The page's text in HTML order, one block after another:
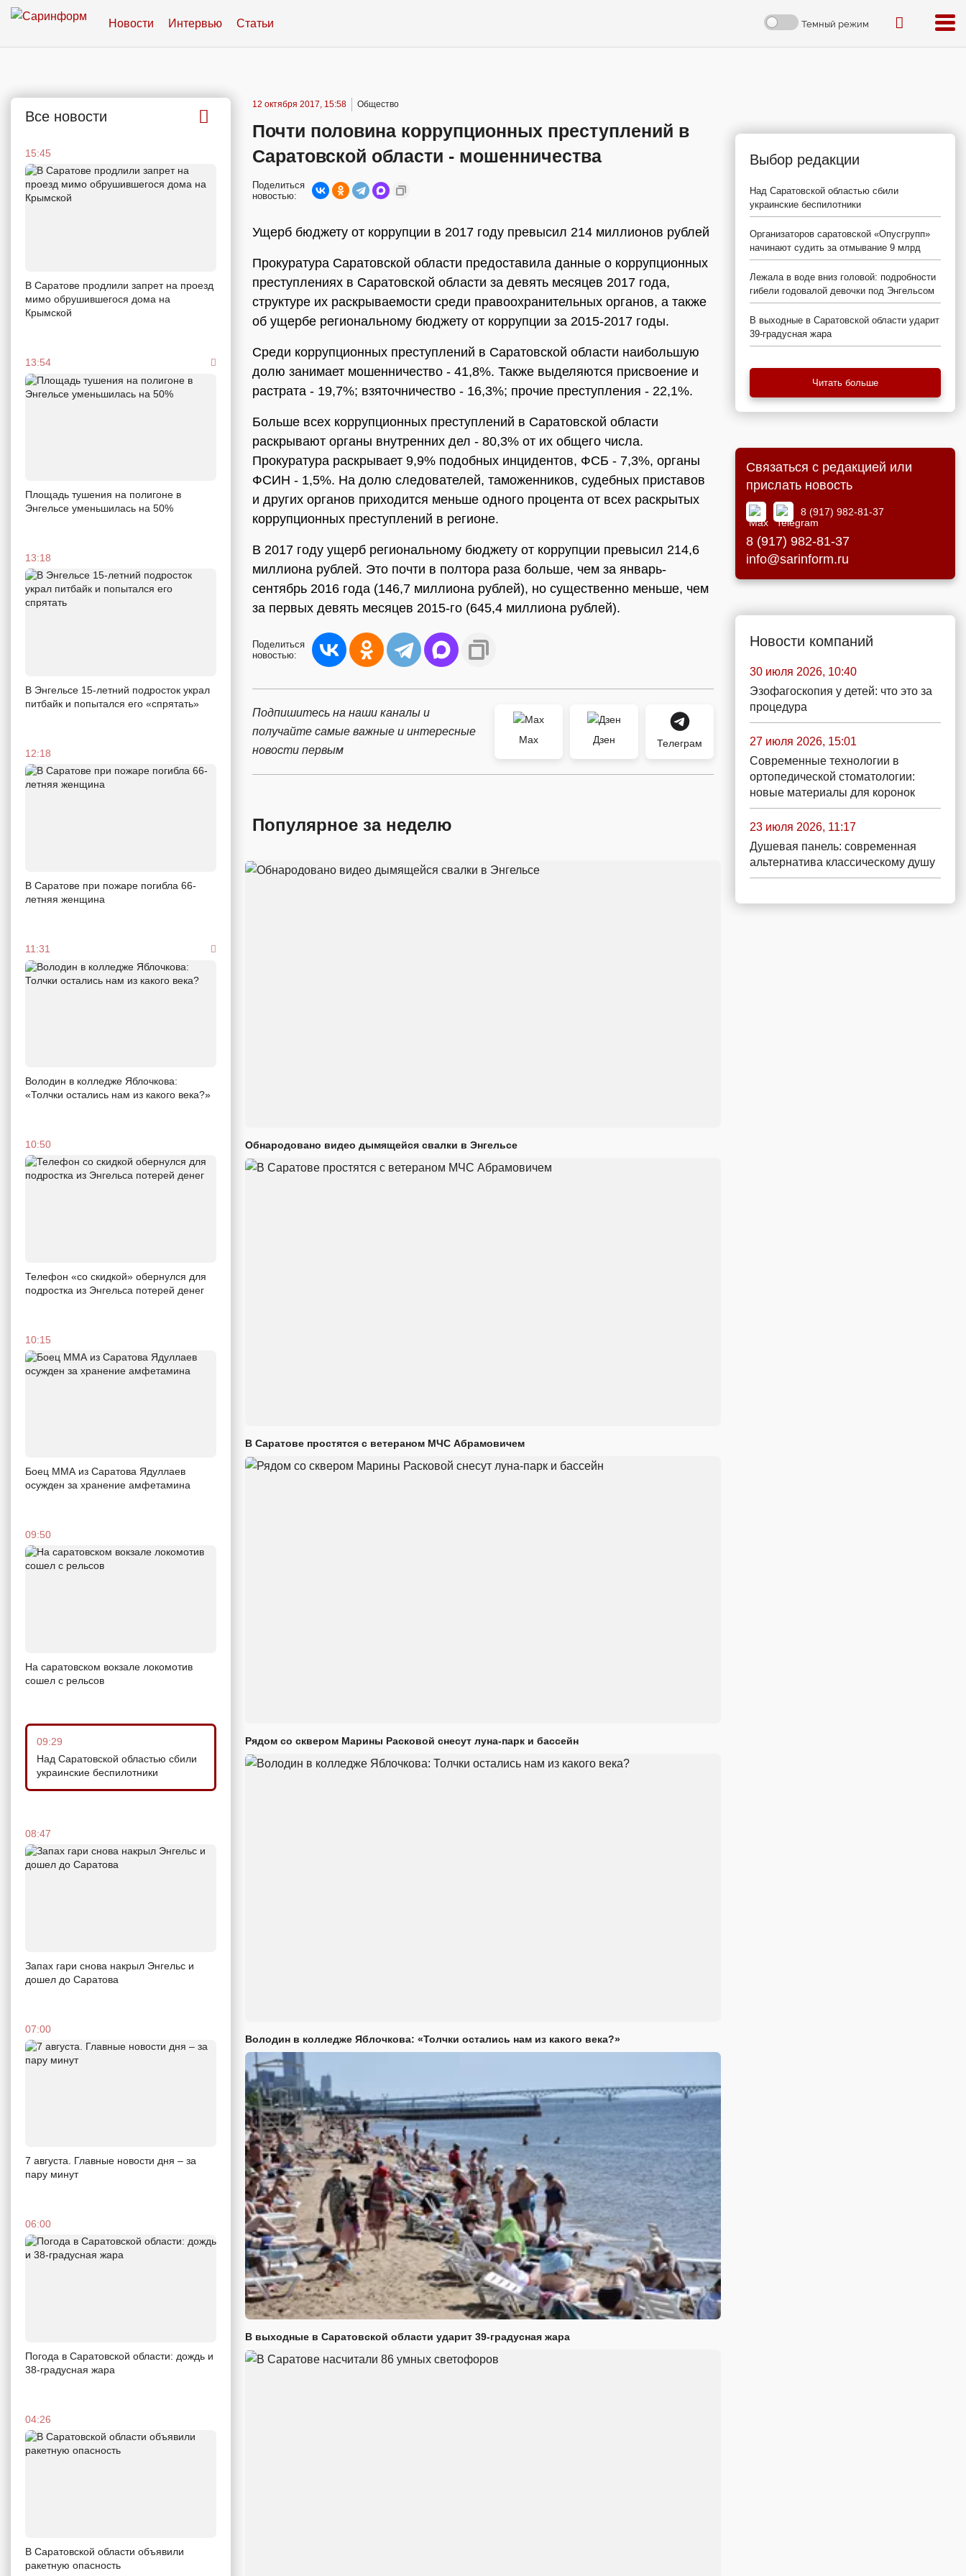
Новости Интервью Статьи Темный режим
Все новости
15:45
В Саратове продлили запрет на проезд
мимо обрушившегося дома на
Крымской
13:54
Площадь тушения на полигоне в
Энгельсе уменьшилась на 50%
13:18
В Энгельсе 15-летний подросток украл
питбайк и попытался его «спрятать»
12:18
В Саратове при пожаре погибла 66-
летняя женщина
11:31
Володин в колледже Яблочкова:
«Толчки остались нам из какого века?»
10:50
Телефон «со скидкой» обернулся для
подростка из Энгельса потерей денег
10:15
Боец ММА из Саратова Ядуллаев
осужден за хранение амфетамина
09:50
На саратовском вокзале локомотив
сошел с рельсов
09:29
Над Саратовской областью сбили
украинские беспилотники
08:47
Запах гари снова накрыл Энгельс и
дошел до Саратова
07:00
7 августа. Главные новости дня – за
пару минут
06:00
Погода в Саратовской области: дождь и
38-градусная жара
04:26
В Саратовской области объявили
ракетную опасность
12 октября 2017, 15:58 Общество
Почти половина коррупционных преступлений в
Саратовской области - мошенничества
Поделиться
новостью:
Ущерб бюджету от коррупции в 2017 году превысил 214 миллионов рублей
Прокуратура Саратовской области предоставила данные о коррупционных
преступлениях в Саратовской области за девять месяцев 2017 года,
структуре их раскрываемости среди правоохранительных органов, а также
об ущербе региональному бюджету от коррупции за 2015-2017 годы.
Среди коррупционных преступлений в Саратовской области наибольшую
долю занимает мошенничество - 41,8%. Также выделяются присвоение и
растрата - 19,7%; взяточничество - 16,3%; прочие преступления - 22,1%.
Больше всех коррупционных преступлений в Саратовской области
раскрывают органы внутренних дел - 80,3% от их общего числа.
Прокуратура раскрывает 9,9% подобных инцидентов, ФСБ - 7,3%, органы
ФСИН - 1,5%. На долю следователей, таможенников, судебных приставов
и других органов приходится меньше одного процента от всех раскрытых
коррупционных преступлений в регионе.
В 2017 году ущерб региональному бюджету от коррупции превысил 214,6
миллиона рублей. Это почти в полтора раза больше, чем за январь-
сентябрь 2016 года (146,7 миллиона рублей), но существенно меньше, чем
за первых девять месяцев 2015-го (645,4 миллиона рублей).
Поделиться
новостью:
Подпишитесь на наши каналы и
получайте самые важные и интересные
новости первым
Max Дзен Телеграм
Популярное за неделю
Обнародовано видео дымящейся свалки в Энгельсе
В Саратове простятся с ветераном МЧС Абрамовичем
Рядом со сквером Марины Расковой снесут луна-парк и бассейн
Володин в колледже Яблочкова: «Толчки остались нам из какого века?»
В выходные в Саратовской области ударит 39-градусная жара
Выбор редакции
Над Саратовской областью сбили
украинские беспилотники
Организаторов саратовской «Опусгрупп»
начинают судить за отмывание 9 млрд
Лежала в воде вниз головой: подробности
гибели годовалой девочки под Энгельсом
В выходные в Саратовской области ударит
39-градусная жара
Читать больше
Связаться с редакцией или
прислать новость
8 (917) 982-81-37
8 (917) 982-81-37
info@sarinform.ru
Новости компаний
30 июля 2026, 10:40
Эзофагоскопия у детей: что это за
процедура
27 июля 2026, 15:01
Современные технологии в
ортопедической стоматологии:
новые материалы для коронок
23 июля 2026, 11:17
Душевая панель: современная
альтернатива классическому душу